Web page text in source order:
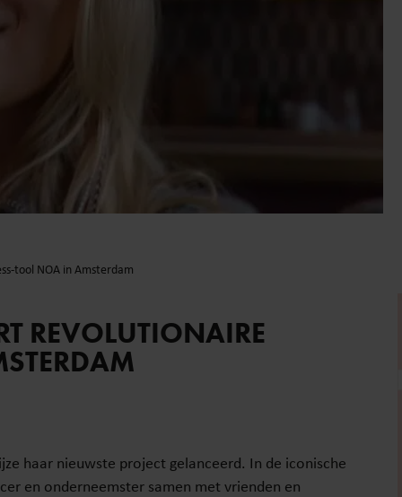
tool NOA in Amsterdam
REVOLUTIONAIRE
haar nieuwste project gelanceerd. In de iconische
en onderneemster samen met vrienden en